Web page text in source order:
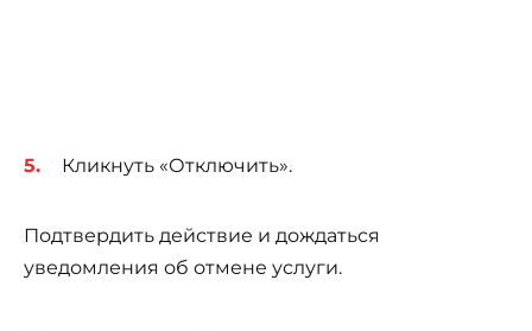
Кликнуть «Отключить».
Подтвердить действие и дождаться
уведомления об отмене услуги.